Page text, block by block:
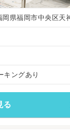
県福岡市中央区天
キングあり
る